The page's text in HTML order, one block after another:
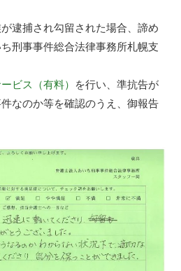
逮捕され勾留された場合、諦め
刑事事件総合法律事務所札幌支
ビス（有料） を行い、準抗告が
なのか等を確認のうえ、御報告